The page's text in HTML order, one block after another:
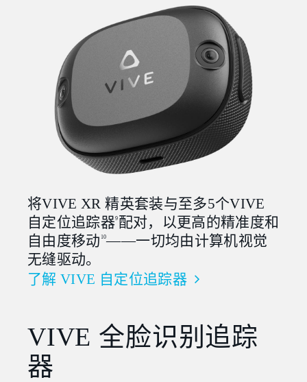
将VIVE XR 精英套装与至多5个VIVE
自定位追踪器9 配对，以更高的精准度和
自由度移动 10——一切均由计算机视觉
无缝驱动。
了解 VIVE 自定位追踪器
VIVE 全脸识别追踪
器